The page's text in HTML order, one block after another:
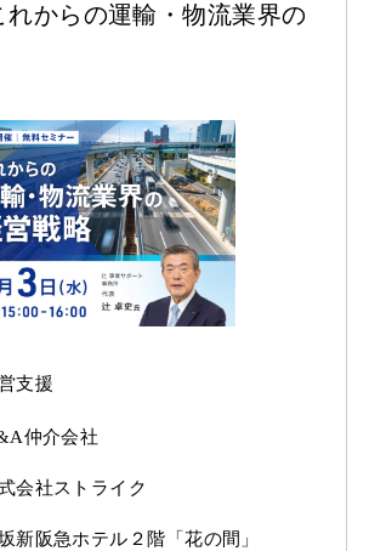
れからの運輸・物流業界の
仲介会社
支援
会社ストライク
新阪急ホテル２階「花の間」